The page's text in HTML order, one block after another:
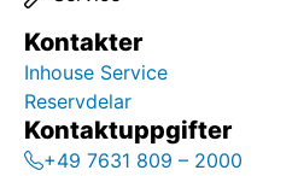
Kontakter
Inhouse Service
Reservdelar
Kontaktuppgifter
+49 7631 809 – 2000